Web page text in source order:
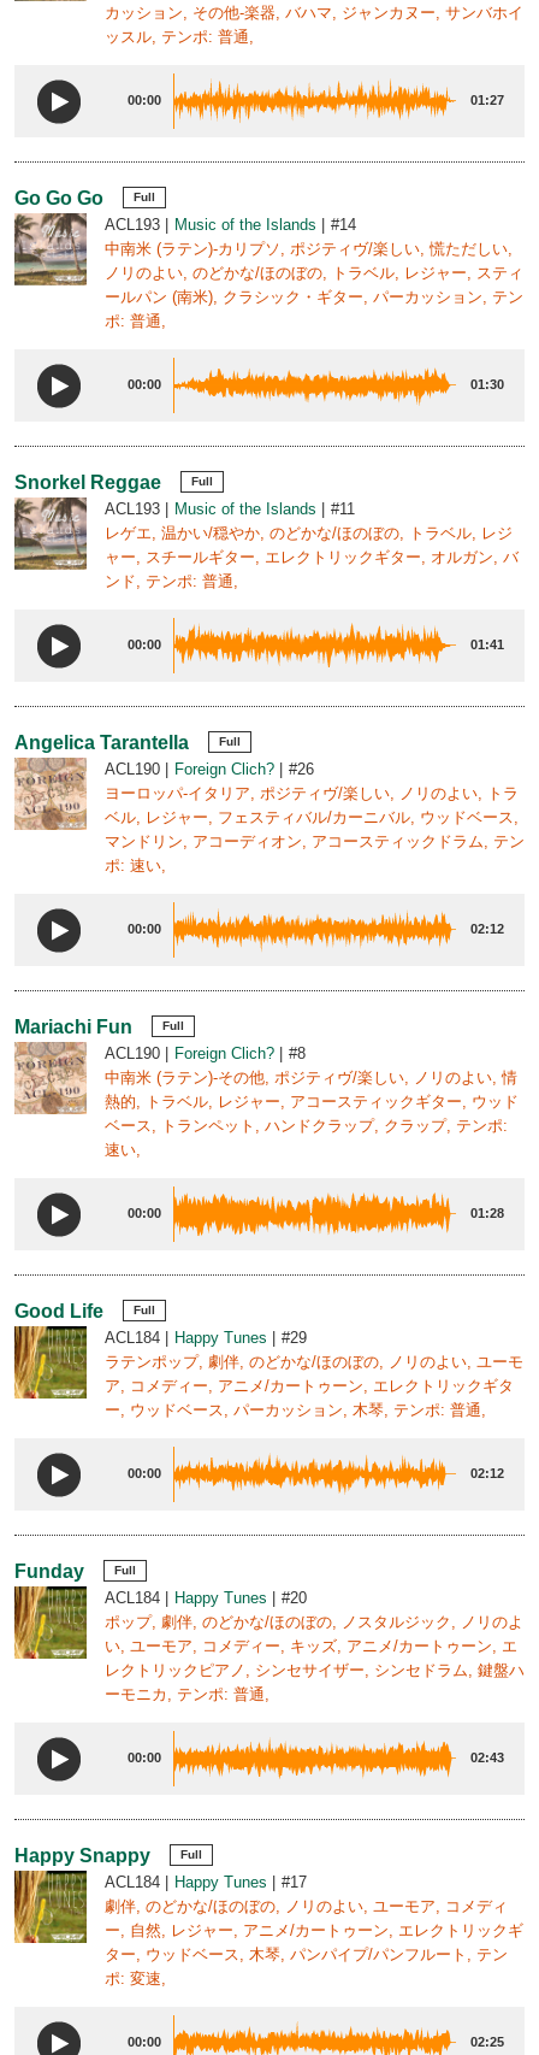
カッション, その他-楽器, バハマ, ジャンカヌー, サンバホイ
ッスル, テンポ: 普通,
00:00 01:27
Go Go Go Full
ACL193 Music of the Islands
#14
中南米 (ラテン)-カリプソ, ポジティヴ/楽しい, 慌ただしい,
ノリのよい, のどかな/ほのぼの, トラベル, レジャー, スティ
ールパン (南米), クラシック・ギター, パーカッション, テン
ポ: 普通,
00:00 01:30
Snorkel Reggae Full
ACL193 Music of the Islands
#11
レゲエ, 温かい/穏やか, のどかな/ほのぼの, トラベル, レジ
ャー, スチールギター, エレクトリックギター, オルガン, バ
ンド, テンポ: 普通,
00:00 01:41
Angelica Tarantella Full
ACL190 Foreign Clich?
#26
ヨーロッパ-イタリア, ポジティヴ/楽しい, ノリのよい, トラ
ベル, レジャー, フェスティバル/カーニバル, ウッドベース,
マンドリン, アコーディオン, アコースティックドラム, テン
ポ: 速い,
00:00 02:12
Mariachi Fun Full
ACL190 Foreign Clich?
#8
中南米 (ラテン)-その他, ポジティヴ/楽しい, ノリのよい, 情
熱的, トラベル, レジャー, アコースティックギター, ウッド
ベース, トランペット, ハンドクラップ, クラップ, テンポ:
速い,
00:00 01:28
Good Life Full
ACL184 Happy Tunes
#29
ラテンポップ, 劇伴, のどかな/ほのぼの, ノリのよい, ユーモ
ア, コメディー, アニメ/カートゥーン, エレクトリックギタ
ー, ウッドベース, パーカッション, 木琴, テンポ: 普通,
00:00 02:12
Funday Full
ACL184 Happy Tunes
#20
ポップ, 劇伴, のどかな/ほのぼの, ノスタルジック, ノリのよ
い, ユーモア, コメディー, キッズ, アニメ/カートゥーン, エ
レクトリックピアノ, シンセサイザー, シンセドラム, 鍵盤ハ
ーモニカ, テンポ: 普通,
00:00 02:43
Happy Snappy Full
ACL184 Happy Tunes
#17
劇伴, のどかな/ほのぼの, ノリのよい, ユーモア, コメディ
ー, 自然, レジャー, アニメ/カートゥーン, エレクトリックギ
ター, ウッドベース, 木琴, パンパイプ/パンフルート, テン
ポ: 変速,
00:00 02:25